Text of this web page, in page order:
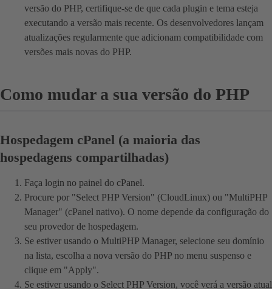
versão do PHP, certifique-se de que cada plugin e tema esteja
executando a versão mais recente. Os desenvolvedores lançam
atualizações regularmente que adicionam compatibilidade com
versões mais novas do PHP.
Como mudar a sua versão do PHP
Hospedagem cPanel (a maioria das
hospedagens compartilhadas)
Faça login no painel do cPanel.
Procure por "Select PHP Version" (CloudLinux) ou "MultiPHP
Manager" (cPanel nativo). O nome depende da configuração do
seu provedor de hospedagem.
Se estiver usando o MultiPHP Manager, selecione seu domínio
na lista, escolha a nova versão do PHP no menu suspenso e
clique em "Apply".
Se estiver usando o Select PHP Version, você verá a versão atual